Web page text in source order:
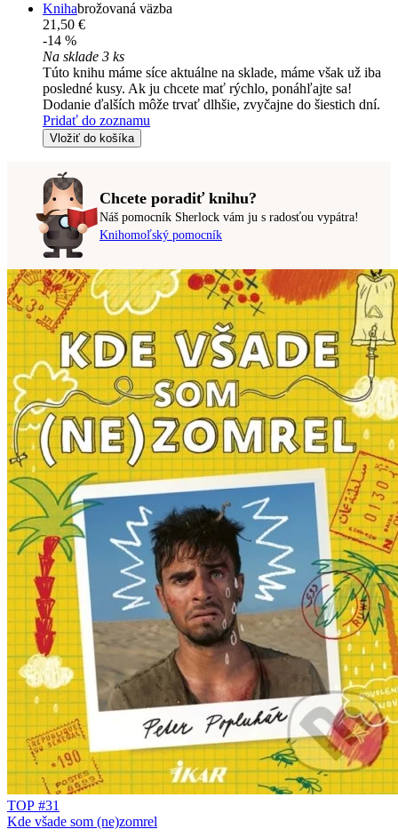
Knihabrožovaná väzba
21,50 €
-14 %
Na sklade 3 ks
Túto knihu máme síce aktuálne na sklade, máme však už iba
posledné kusy. Ak ju chcete mať rýchlo, ponáhľajte sa!
Dodanie ďalších môže trvať dlhšie, zvyčajne do šiestich dní.
Pridať do zoznamu
Vložiť do košíka
Chcete poradiť knihu?
Náš pomocník Sherlock vám ju s radosťou vypátra!
Knihomoľský pomocník
TOP #31
Kde všade som (ne)zomrel